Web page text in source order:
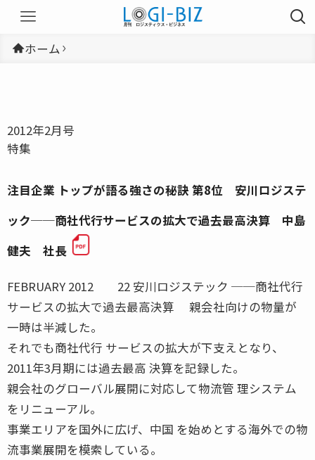
ホーム
2012年2月号
特集
注目企業 トップが語る強さの秘訣 第8位 安川ロジステ
ック──商社代行サービスの拡大で過去最高決算 中島
健夫 社長
FEBRUARY 2012 22 安川ロジステック ──商社代行
サービスの拡大で過去最高決算 親会社向けの物量が
一時は半減した。
それでも商社代行 サービスの拡大が下支えとなり、
2011年3月期には過去最高 決算を記録した。
親会社のグローバル展開に対応して物流管 理システム
をリニューアル。
事業エリアを国外に広げ、中国 を始めとする海外での物
流事業展開を模索している。